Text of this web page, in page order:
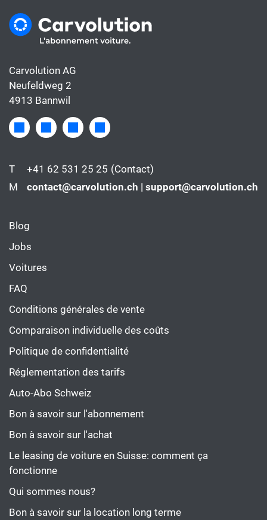
Carvolution AG
Neufeldweg 2
4913 Bannwil
T +41 62 531 25 25 (Contact)
M
contact@carvolution.ch | support@carvolution.ch
Blog
Jobs
Voitures
FAQ
Conditions générales de vente
Comparaison individuelle des coûts
Politique de confidentialité
Réglementation des tarifs
Auto-Abo Schweiz
Bon à savoir sur l'abonnement
Bon à savoir sur l'achat
Le leasing de voiture en Suisse: comment ça
fonctionne
Qui sommes nous?
Bon à savoir sur la location long terme